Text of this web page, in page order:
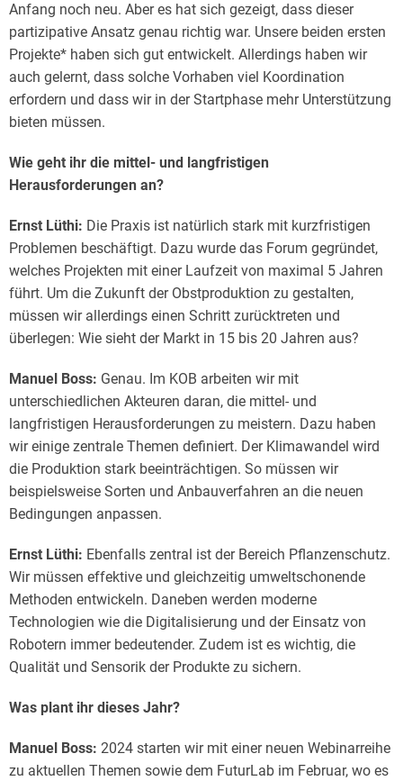
Anfang noch neu. Aber es hat sich gezeigt, dass dieser
partizipative Ansatz genau richtig war. Unsere beiden ersten
Projekte* haben sich gut entwickelt. Allerdings haben wir
auch gelernt, dass solche Vorhaben viel Koordination
erfordern und dass wir in der Startphase mehr Unterstützung
bieten müssen.
Wie geht ihr die mittel- und langfristigen
Herausforderungen an?
Ernst Lüthi: Die Praxis ist natürlich stark mit kurzfristigen
Problemen beschäftigt. Dazu wurde das Forum gegründet,
welches Projekten mit einer Laufzeit von maximal 5 Jahren
führt. Um die Zukunft der Obstproduktion zu gestalten,
müssen wir allerdings einen Schritt zurücktreten und
überlegen: Wie sieht der Markt in 15 bis 20 Jahren aus?
Manuel Boss: Genau. Im KOB arbeiten wir mit
unterschiedlichen Akteuren daran, die mittel- und
langfristigen Herausforderungen zu meistern. Dazu haben
wir einige zentrale Themen definiert. Der Klimawandel wird
die Produktion stark beeinträchtigen. So müssen wir
beispielsweise Sorten und Anbauverfahren an die neuen
Bedingungen anpassen.
Ernst Lüthi: Ebenfalls zentral ist der Bereich Pflanzenschutz.
Wir müssen effektive und gleichzeitig umweltschonende
Methoden entwickeln. Daneben werden moderne
Technologien wie die Digitalisierung und der Einsatz von
Robotern immer bedeutender. Zudem ist es wichtig, die
Qualität und Sensorik der Produkte zu sichern.
Was plant ihr dieses Jahr?
Manuel Boss: 2024 starten wir mit einer neuen Webinarreihe
zu aktuellen Themen sowie dem FuturLab im Februar, wo es